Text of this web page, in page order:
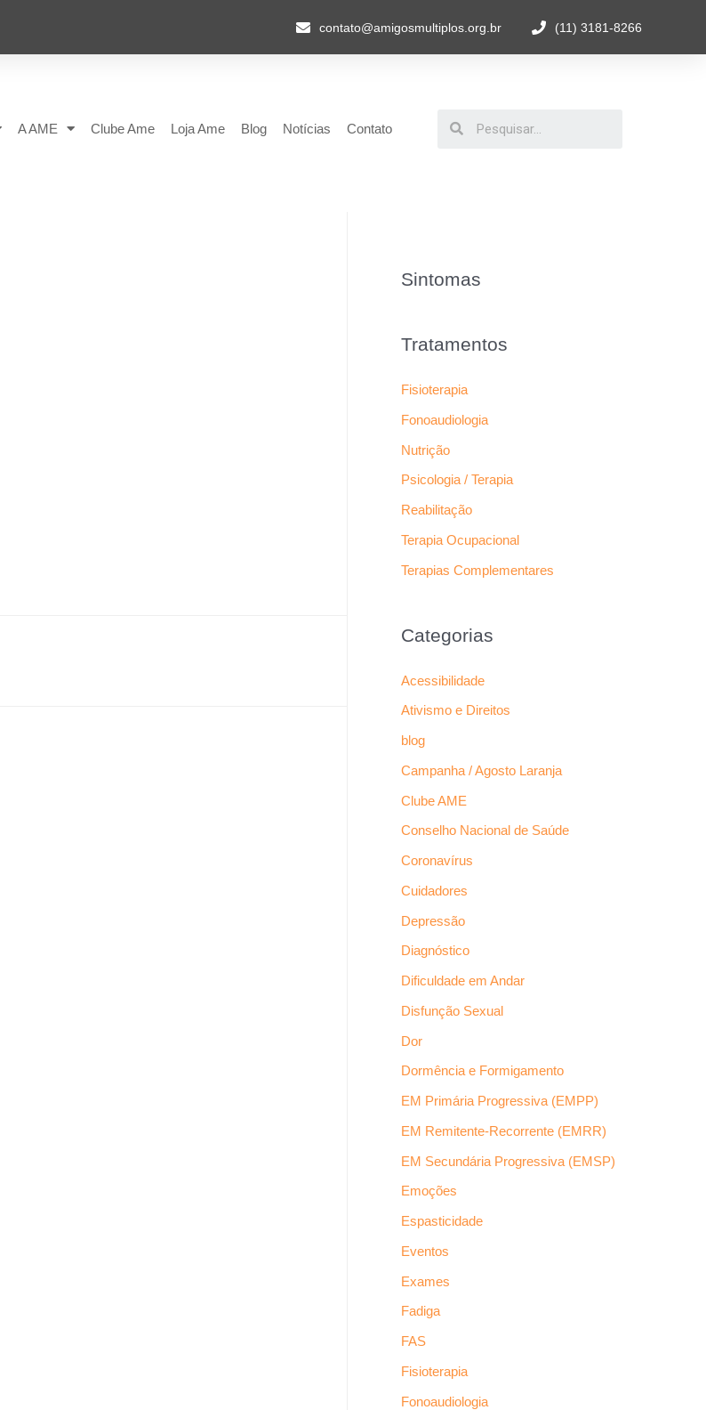
contato@amigosmultiplos.org.br (11) 3181-8266
A AME Clube Ame Loja Ame Blog Notícias Contato
Sintomas
Tratamentos
Fisioterapia
Fonoaudiologia
Nutrição
Psicologia / Terapia
Reabilitação
Terapia Ocupacional
Terapias Complementares
Categorias
Acessibilidade
Ativismo e Direitos
blog
Campanha / Agosto Laranja
Clube AME
Conselho Nacional de Saúde
Coronavírus
Cuidadores
Depressão
Diagnóstico
Dificuldade em Andar
Disfunção Sexual
Dor
Dormência e Formigamento
EM Primária Progressiva (EMPP)
EM Remitente-Recorrente (EMRR)
EM Secundária Progressiva (EMSP)
Emoções
Espasticidade
Eventos
Exames
Fadiga
FAS
Fisioterapia
Fonoaudiologia